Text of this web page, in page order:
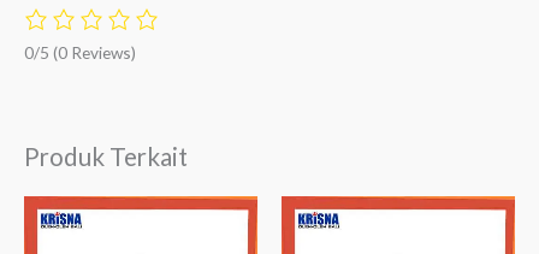
0/5 (0 Reviews)
Produk Terkait